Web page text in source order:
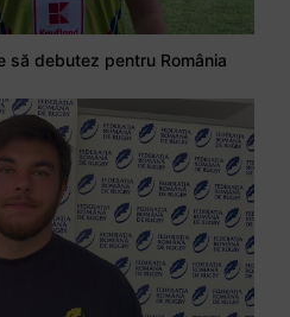
să debutez pentru România